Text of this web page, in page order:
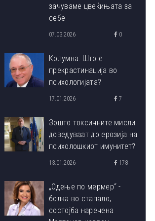
зачуваме цвеќињата за
себе
07.03.2026 0
Колумна: Што е
прекрастинација во
психологијата?
17.01.2026 7
Зошто токсичните мисли
доведуваат до ерозија на
психолошкиот имунитет?
13.01.2026 178
„Одење по мермер“ -
болка во стапало,
состојба наречена